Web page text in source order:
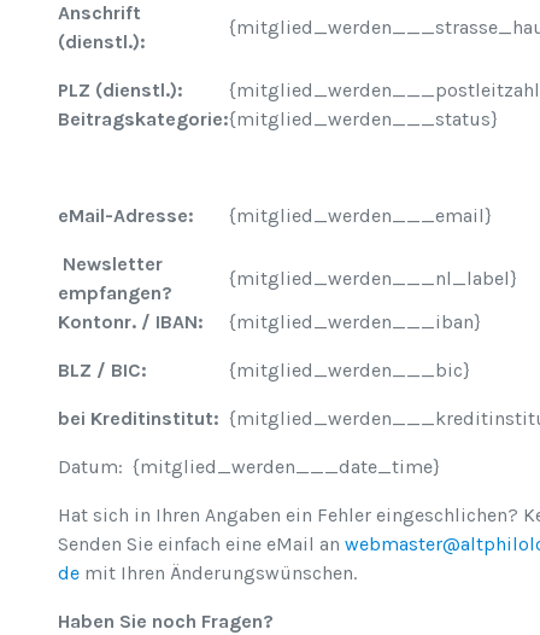
Anschrift
(dienstl.):
PLZ (dienstl.):
Beitragskategorie:{mitglied_werden___status}
eMail-Adresse: {mitglied_werden___email}
Newsletter
empfangen?
{mitglied_werden___nl_label}
Kontonr. / IBAN:
{mitglied_werden___iban}
BLZ / BIC: {mitglied_werden___bic}
bei Kreditinstitut:
Datum: {mitglied_werden___date_time}
Hat sich in Ihren Angaben ein Fehler eingeschlichen?
Senden Sie einfach eine eMail an
de mit Ihren Änderungswünschen.
Haben Sie noch Fragen?